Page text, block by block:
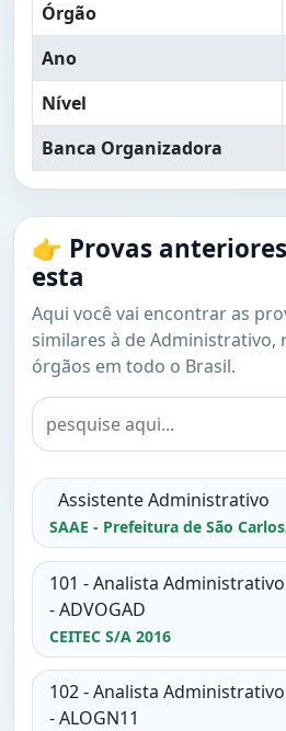
Órgão
Ano
Nível
Banca Organizadora
👉 Provas
esta
Aqui você vai encontrar as
similares à de Administrativo,
órgãos em todo o Brasil.
Assistente Administrativo
SAAE - Prefeitura de São
101 - Analista
- ADVOGAD
CEITEC S/A 2016
102 - Analista
- ALOGN11